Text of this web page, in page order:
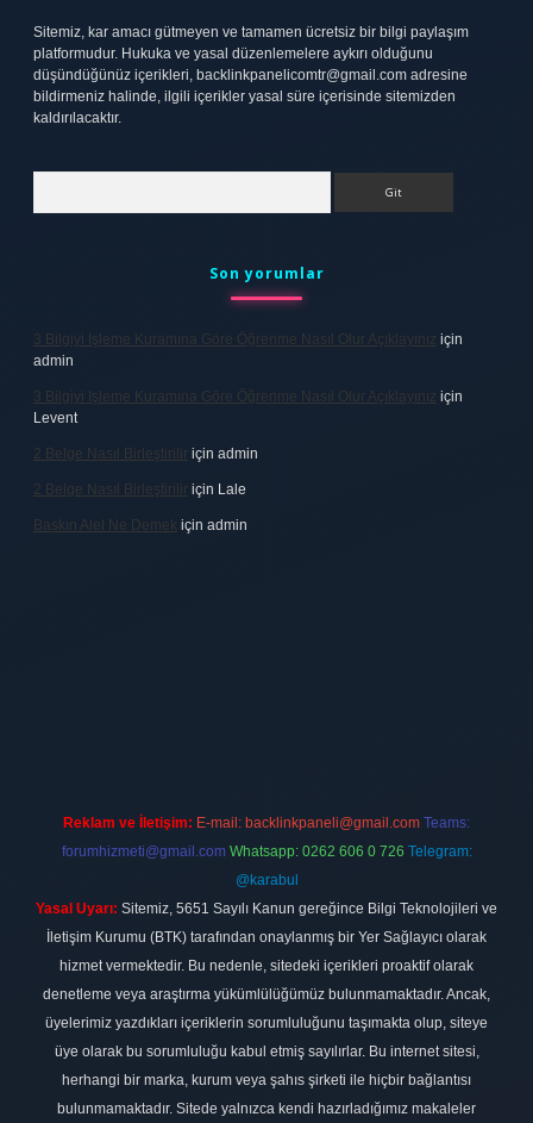
Sitemiz, kar amacı gütmeyen ve tamamen ücretsiz bir bilgi paylaşım
platformudur. Hukuka ve yasal düzenlemelere aykırı olduğunu
düşündüğünüz içerikleri, backlinkpanelicomtr@gmail.com adresine
bildirmeniz halinde, ilgili içerikler yasal süre içerisinde sitemizden
kaldırılacaktır.
Son yorumlar
3 Bilgiyi Işleme Kuramına Göre Öğrenme Nasıl Olur Açıklayınız için
admin
3 Bilgiyi Işleme Kuramına Göre Öğrenme Nasıl Olur Açıklayınız için
Levent
2 Belge Nasıl Birleştirilir için admin
2 Belge Nasıl Birleştirilir için Lale
Baskın Alel Ne Demek için admin
Reklam ve İletişim: E-mail: backlinkpaneli@gmail.com Teams:
forumhizmeti@gmail.com Whatsapp: 0262 606 0 726 Telegram:
@karabul
Yasal Uyarı: Sitemiz, 5651 Sayılı Kanun gereğince Bilgi Teknolojileri ve
İletişim Kurumu (BTK) tarafından onaylanmış bir Yer Sağlayıcı olarak
hizmet vermektedir. Bu nedenle, sitedeki içerikleri proaktif olarak
denetleme veya araştırma yükümlülüğümüz bulunmamaktadır. Ancak,
üyelerimiz yazdıkları içeriklerin sorumluluğunu taşımakta olup, siteye
üye olarak bu sorumluluğu kabul etmiş sayılırlar. Bu internet sitesi,
herhangi bir marka, kurum veya şahıs şirketi ile hiçbir bağlantısı
bulunmamaktadır. Sitede yalnızca kendi hazırladığımız makaleler